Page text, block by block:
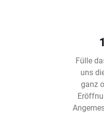
Fülle
uns
ganz